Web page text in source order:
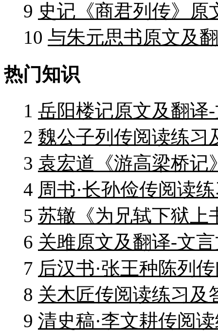
9 史记《商君列传》原
10 与朱元思书原文及
热门知识
1 岳阳楼记原文及翻译
2 魏公子列传阅读练习
3 袁宏道《游高梁桥记
4 周书·长孙俭传阅读
5 苏辙《为兄轼下狱上
6 关雎原文及翻译-文
7 后汉书·张王种陈列
8 关木匠传阅读练习及
9 清史稿·李文耕传阅